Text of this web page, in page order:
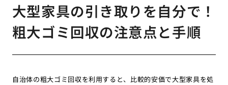
大型家具の引き取りを自分で！
粗大ゴミ回収の注意点と手順
自治体の粗大ゴミ回収を利用すると、比較的安価で大型家具を処